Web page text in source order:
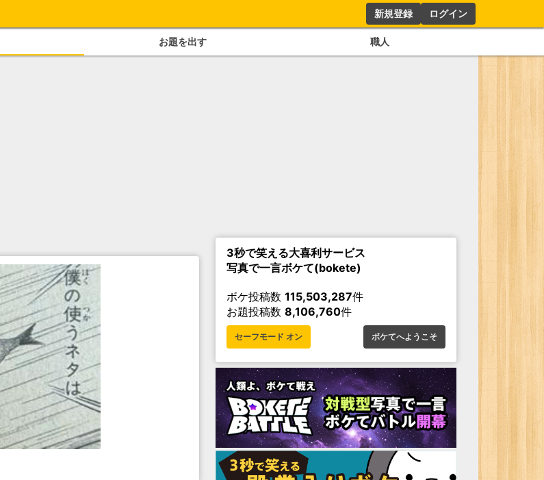
新規登録 ログイン
お題を出す 職人
3秒で笑える大喜利サービス
写真で一言ボケて(bokete)
ボケ投稿数 115,503,287件
お題投稿数 8,106,760件
セーフモード オン ボケてへようこそ